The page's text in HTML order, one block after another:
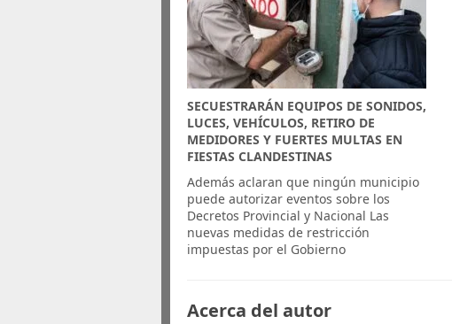
SECUESTRARÁN EQUIPOS DE SONIDOS,
LUCES, VEHÍCULOS, RETIRO DE
MEDIDORES Y FUERTES MULTAS EN
FIESTAS CLANDESTINAS
Además aclaran que ningún municipio
puede autorizar eventos sobre los
Decretos Provincial y Nacional Las
nuevas medidas de restricción
impuestas por el Gobierno
Acerca del autor